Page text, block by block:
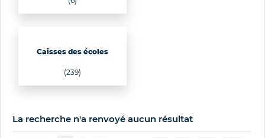
Caisses des écoles
(239)
La recherche n'a renvoyé aucun résultat